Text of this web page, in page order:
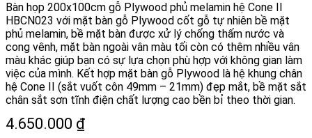
Bàn họp 200x100cm gỗ Plywood phủ melamin hệ Cone II
HBCN023 với mặt bàn gỗ Plywood cốt gỗ tự nhiên bề mặt
phủ melamin, bề mặt bàn được xử lý chống thấm nước và
cong vênh, mặt bàn ngoài vân màu tối còn có thêm nhiều vân
màu khác giúp bạn có sự lựa chọn phù hợp với không gian làm
việc của mình. Kết hợp mặt bàn gỗ Plywood là hệ khung chân
hệ Cone II (sắt vuốt côn 49mm – 21mm) đẹp mắt, bề mặt sắt
chân sắt sơn tĩnh điện chất lượng cao bền bỉ theo thời gian.
4.650.000 ₫